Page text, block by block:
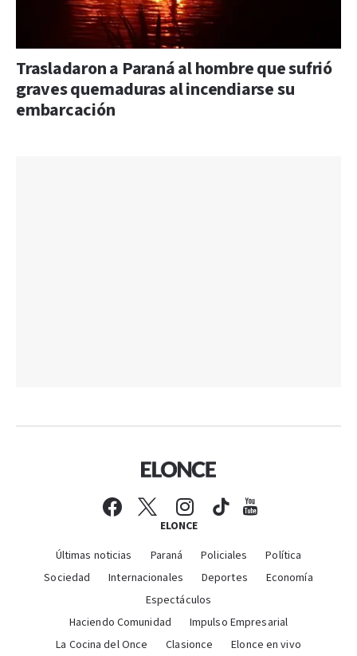
Trasladaron a Paraná al hombre que sufrió
graves quemaduras al incendiarse su
embarcación
ELONCE
Últimas noticias Paraná Policiales
Política
Sociedad
Internacionales Deportes
Economía
Espectáculos
Haciendo Comunidad
Impulso Empresarial
La Cocina del Once
Clasionce Elonce en vivo